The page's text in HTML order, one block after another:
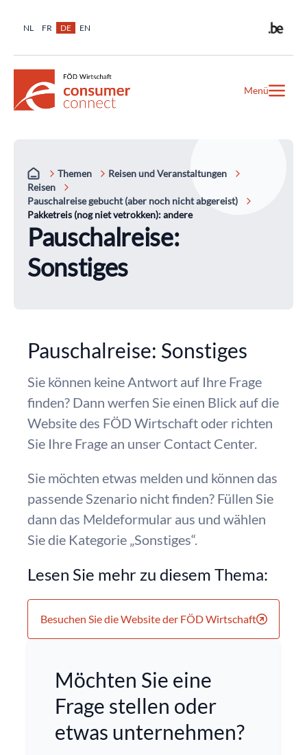
NL FR DE EN
Menü
Themen
Reisen und Veranstaltungen
Reisen
Pauschalreise gebucht (aber noch nicht abgereist)
Pakketreis (nog niet vetrokken): andere
Pauschalreise:
Sonstiges
Pauschalreise: Sonstiges
Sie können keine Antwort auf Ihre Frage
finden? Dann werfen Sie einen Blick auf die
Website des FÖD Wirtschaft oder richten
Sie Ihre Frage an unser Contact Center.
Sie möchten etwas melden und können das
passende Szenario nicht finden? Füllen Sie
dann das Meldeformular aus und wählen
Sie die Kategorie „Sonstiges“.
Lesen Sie mehr zu diesem Thema:
Besuchen Sie die Website der FÖD Wirtschaft
Möchten Sie eine
Frage stellen oder
etwas unternehmen?